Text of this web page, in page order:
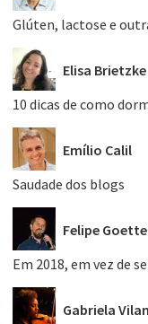
Glúten, lactose e
Elisa Brietzke
10 dicas de como
Emílio Calil
Saudade dos blogs
Felipe
Em 2018, em vez de
Gabriela